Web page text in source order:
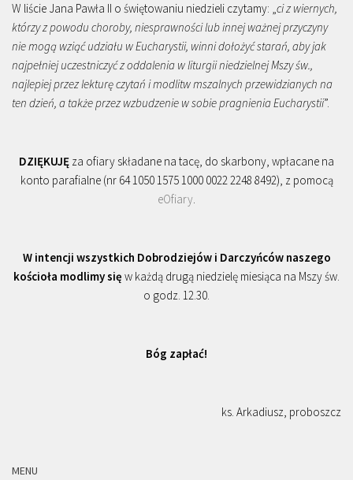
W liście Jana Pawła II o świętowaniu niedzieli czytamy: „ci z wiernych,
którzy z powodu choroby, niesprawności lub innej ważnej przyczyny
nie mogą wziąć udziału w Eucharystii, winni dołożyć starań, aby jak
najpełniej uczestniczyć z oddalenia w liturgii niedzielnej Mszy św.,
najlepiej przez lekturę czytań i modlitw mszalnych przewidzianych na
ten dzień, a także przez wzbudzenie w sobie pragnienia Eucharystii”.
DZIĘKUJĘ za ofiary składane na tacę, do skarbony, wpłacane na
konto parafialne (nr 64 1050 1575 1000 0022 2248 8492), z pomocą
eOfiary.
W intencji wszystkich Dobrodziejów i Darczyńców naszego
kościoła modlimy się w każdą drugą niedzielę miesiąca na Mszy św.
o godz. 12.30.
Bóg zapłać!
ks. Arkadiusz, proboszcz
MENU